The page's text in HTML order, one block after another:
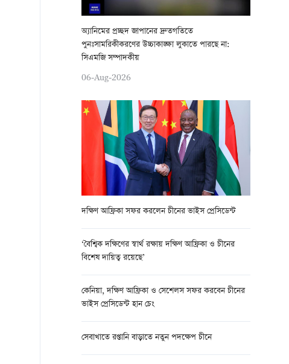
অ্যানিমের প্রচ্ছদ জাপানের দ্রুতগতিতে
পুনঃসামরিকীকরণের উচ্চাকাঙ্ক্ষা লুকাতে পারছে না:
সিএমজি সম্পাদকীয়
06-Aug-2026
দক্ষিণ আফ্রিকা সফর করলেন চীনের ভাইস প্রেসিডেন্ট
‘বৈশ্বিক দক্ষিণের স্বার্থ রক্ষায় দক্ষিণ আফ্রিকা ও চীনের
বিশেষ দায়িত্ব রয়েছে’
কেনিয়া, দক্ষিণ আফ্রিকা ও সেশেলস সফর করবেন চীনের
ভাইস প্রেসিডেন্ট হান চেং
সেবাখাতে রপ্তানি বাড়াতে নতুন পদক্ষেপ চীনে